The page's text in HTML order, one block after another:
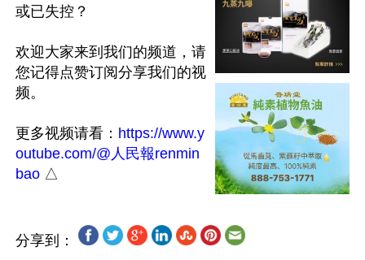
或已失控？
欢迎大家来到我们的频道，请
您记得点赞订阅分享我们的视
频。
更多视频请看： https://www.y
outube.com/@人民報renmin
bao
分享到：